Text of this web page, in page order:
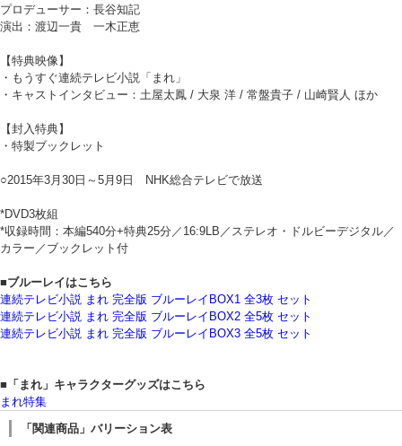
プロデューサー：長谷知記
演出：渡辺一貴 一木正恵
【特典映像】
・もうすぐ連続テレビ小説「まれ」
・キャストインタビュー：土屋太鳳 / 大泉 洋 / 常盤貴子 / 山崎賢人 ほか
【封入特典】
・特製ブックレット
○2015年3月30日～5月9日 NHK総合テレビで放送
*DVD3枚組
*収録時間：本編540分+特典25分／16:9LB／ステレオ・ドルビーデジタル／
カラー／ブックレット付
■ブルーレイはこちら
連続テレビ小説 まれ 完全版 ブルーレイBOX1 全3枚 セット
連続テレビ小説 まれ 完全版 ブルーレイBOX2 全5枚 セット
連続テレビ小説 まれ 完全版 ブルーレイBOX3 全5枚 セット
■「まれ」キャラクターグッズはこちら
まれ特集
「関連商品」バリーション表